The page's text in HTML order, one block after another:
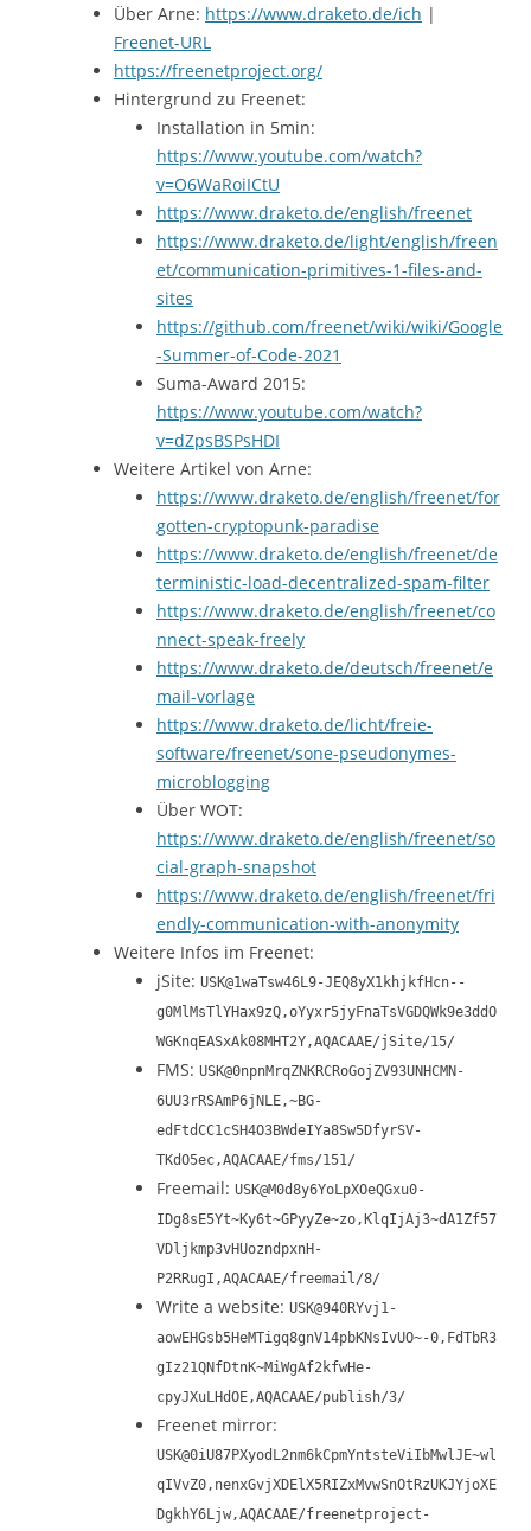
Über Arne: https://www.draketo.de/ich |
Freenet-URL
https://freenetproject.org/
Hintergrund zu Freenet:
Installation in 5min:
https://www.youtube.com/watch?
v=O6WaRoiICtU
https://www.draketo.de/english/freenet
https://www.draketo.de/light/english/freen
et/communication-primitives-1-files-and-
sites
https://github.com/freenet/wiki/wiki/Google
-Summer-of-Code-2021
Suma-Award 2015:
https://www.youtube.com/watch?
v=dZpsBSPsHDI
Weitere Artikel von Arne:
https://www.draketo.de/english/freenet/for
gotten-cryptopunk-paradise
https://www.draketo.de/english/freenet/de
terministic-load-decentralized-spam-filter
https://www.draketo.de/english/freenet/co
nnect-speak-freely
https://www.draketo.de/deutsch/freenet/e
mail-vorlage
https://www.draketo.de/licht/freie-
software/freenet/sone-pseudonymes-
microblogging
Über WOT:
https://www.draketo.de/english/freenet/so
cial-graph-snapshot
https://www.draketo.de/english/freenet/fri
endly-communication-with-anonymity
Weitere Infos im Freenet:
jSite: USK@1waTsw46L9-JEQ8yX1khjkfHcn--
g0MlMsTlYHax9zQ,oYyxr5jyFnaTsVGDQWk9e3ddO
WGKnqEASxAk08MHT2Y,AQACAAE/jSite/15/
FMS: USK@0npnMrqZNKRCRoGojZV93UNHCMN-
6UU3rRSAmP6jNLE,~BG-
edFtdCC1cSH4O3BWdeIYa8Sw5DfyrSV-
TKdO5ec,AQACAAE/fms/151/
Freemail: USK@M0d8y6YoLpXOeQGxu0-
IDg8sE5Yt~Ky6t~GPyyZe~zo,KlqIjAj3~dA1Zf57
VDljkmp3vHUozndpxnH-
P2RRugI,AQACAAE/freemail/8/
Write a website: USK@940RYvj1-
aowEHGsb5HeMTigq8gnV14pbKNsIvUO~-0,FdTbR3
gIz21QNfDtnK~MiWgAf2kfwHe-
cpyJXuLHdOE,AQACAAE/publish/3/
Freenet mirror:
USK@0iU87PXyodL2nm6kCpmYntsteViIbMwlJE~wl
qIVvZ0,nenxGvjXDElX5RIZxMvwSnOtRzUKJYjoXE
DgkhY6Ljw,AQACAAE/freenetproject-